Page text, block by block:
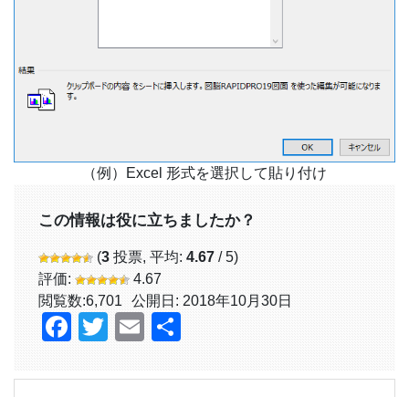
（例）Excel 形式を選択して貼り付け
この情報は役に立ちましたか？
(3 投票, 平均: 4.67 / 5)
評価:
4.67
閲覧数:6,701 公開日: 2018年10月30日
Facebook
TwitterEmail